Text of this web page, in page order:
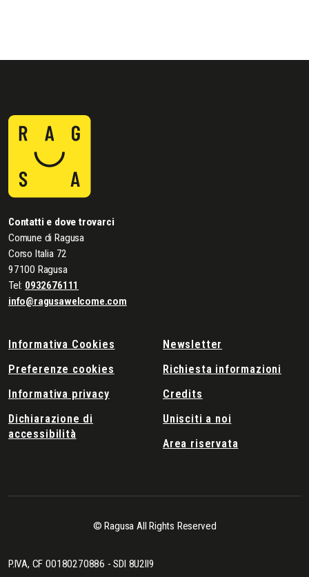
Contatti e dove trovarci
Comune di Ragusa
Corso Italia 72
97100 Ragusa
Tel: 0932676111
info@ragusawelcome.com
Informativa Cookies
Preferenze cookies
Informativa privacy
Dichiarazione di
accessibilità
Newsletter
Richiesta informazioni
Credits
Unisciti a noi
Area riservata
© Ragusa All Rights Reserved
P.IVA, CF 00180270886 - SDI 8U2II9